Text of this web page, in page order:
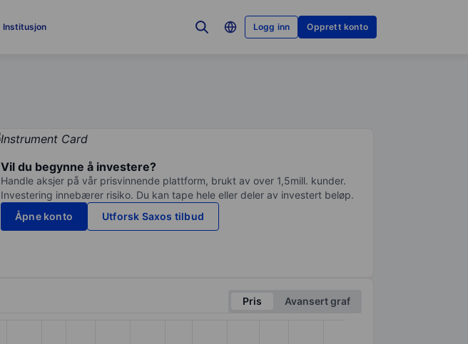
Institusjon Logg inn Opprett konto
Vil du begynne å investere?
Handle aksjer på vår prisvinnende plattform, brukt av over 1,5mill. kunder.
Investering innebærer risiko. Du kan tape hele eller deler av investert beløp.
Åpne konto
Utforsk Saxos tilbud
Pris
Avansert graf